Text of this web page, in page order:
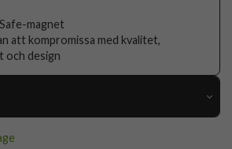
magnet
att kompromissa med kvalitet,
och design